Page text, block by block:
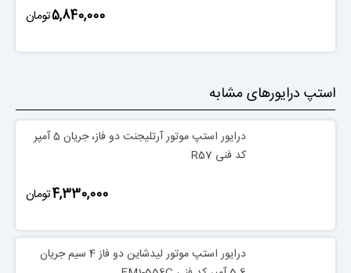
‎5,840,000تومان
استپ درایورهای مشابه
درایور استپ موتور آرتلیجنت دو فاز، جریان 5 آمپر
کد فنی R57
‎4,330,000تومان
درایور استپ موتور لیدشاین دو فاز 4 سیم جریان